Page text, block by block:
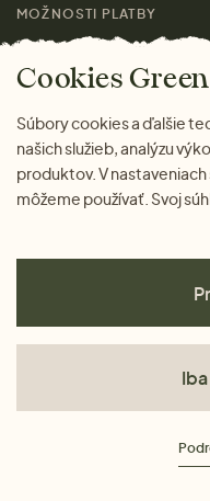
MOŽNOSTI PLATBY
Ochrana osobných
Cookies
Súbory cookies a ďalšie
našich služieb, analýzu
produktov. V
môžeme používať. Svoj